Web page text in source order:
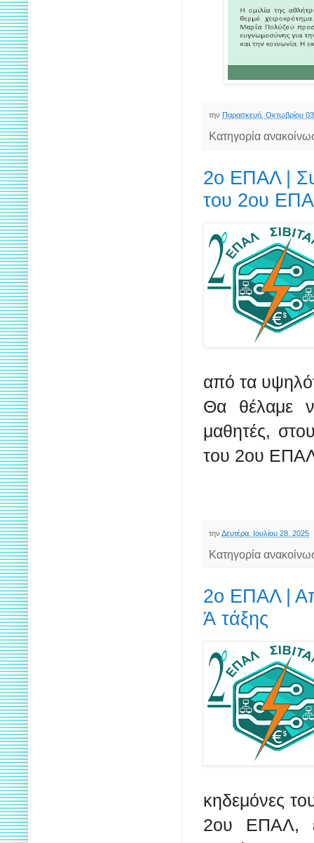
την Παρασκευή, Οκτωβρίου
Κατηγορία
2ο ΕΠΑΛ |
του 2ου
από τα
Θα θέλαμε
μαθητές,
του 2ου ΕΠΑΛ
την Δευτέρα, Ιουλίου 28, 2025
Κατηγορία
2ο ΕΠΑΛ |
Ά τάξης
κηδεμόνες
2ου ΕΠΑΛ,